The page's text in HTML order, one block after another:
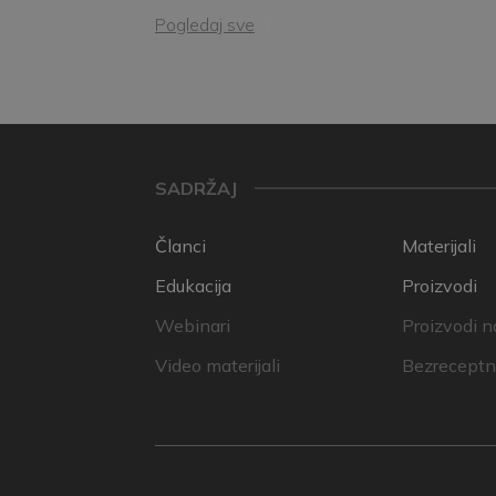
Pogledaj sve
SADRŽAJ
Članci
Edukacija
Webinari
Video materijali
Materijali
Proizvodi
Proizvodi